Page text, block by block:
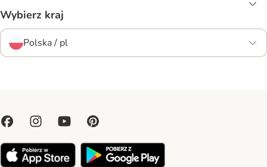
Wybierz kraj
Polska / pl